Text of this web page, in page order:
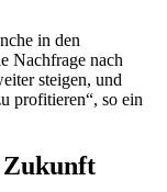
in den
Nachfrage nach
steigen, und
profitieren“, so ein
Zukunft